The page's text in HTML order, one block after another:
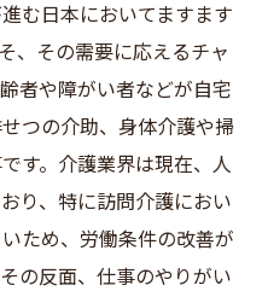
む日本においてますます
、その需要に応えるチャ
者や障がい者などが自宅
つの介助、身体介護や掃
す。介護業界は現在、人
り、特に訪問介護におい
ため、労働条件の改善が
の反面、仕事のやりがい